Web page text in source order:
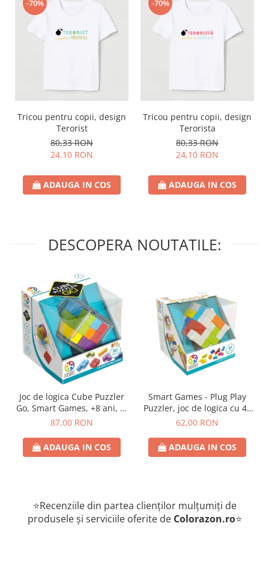
-70%
Tricou pentru copii, design
Terorist
80,33 RON
24,10 RON
ADAUGA IN COS
-70%
Tricou pentru copii, design
Terorista
80,33 RON
24,10 RON
ADAUGA IN COS
DESCOPERA NOUTATILE:
Joc de logica Cube Puzzler
Go, Smart Games, +8 ani, lb
romana
87,00 RON
ADAUGA IN COS
Smart Games - Plug Play
Puzzler, joc de logica cu 48
de provocari, 6+ ani, lb
62,00 RON
ADAUGA IN COS
⭐Recenziile din partea clienților mulțumiți de
produsele și serviciile oferite de Colorazon.ro⭐